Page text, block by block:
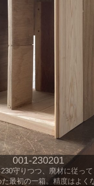
001-230201
守りつつ、廃材に従っ
最初の一箱。精度はよく